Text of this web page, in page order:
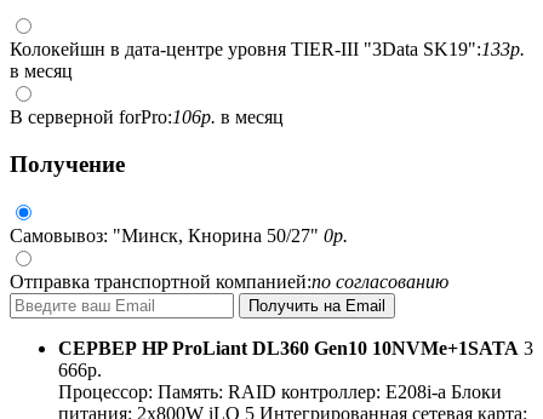
Колокейшн в дата-центре уровня TIER-III "3Data SK19":133р.
в месяц
В серверной forPro:106р. в месяц
Получение
Самовывоз: "Минск, Кнорина 50/27" 0р.
Отправка транспортной компанией:по согласованию
СЕРВЕР HP ProLiant DL360 Gen10 10NVMe+1SATA 3
666р.
Процессор: Память: RAID контроллер: E208i-a Блоки
питания: 2x800W iLO 5 Интегрированная сетевая карта: